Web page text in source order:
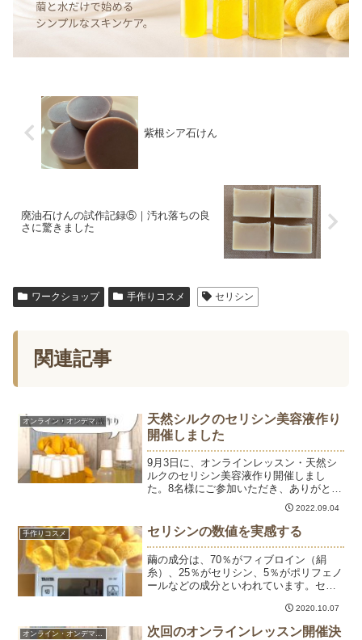
紫根シア石けん
廃油石けんの試作記録⑤｜汚れ落ちの良
さに驚きました
ワークショップ 手作りコスメ セリシン
関連記事
オンライン・オンデマンド
天然シルクのセリシン美容液作り
開催しました
9月3日に、オンラインレッスン・天然シ
ルクのセリシン美容液作り開催しまし
た。8名様にご参加いただき、ありがとう
ございました。次回の開催は10月1日
（土）14時～になります。ご参加お待ち
しております。オンラインレッスン・天
然シルクのセリシン美...
2022.09.04
手作りコスメ セリシンの数値を実感する
繭の成分は、70％がフィブロイン（絹
糸）、25％がセリシン、5％がポリフェノ
ールなどの成分といわれています。セリ
態で繭玉80個ぐらいで21g。（黄金繭
16g、袋5g）セリシン液を抽出後、乾燥し
た繭は17ｇ...
2020.10.07
オンライン・オンデマンド 次回のオンラインレッスン開催決